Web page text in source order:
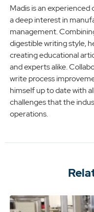
Madis is an
a deep interest in
management.
digestible writing style,
creating educational
and experts alike.
write process
himself up to date with
challenges that the
operations.